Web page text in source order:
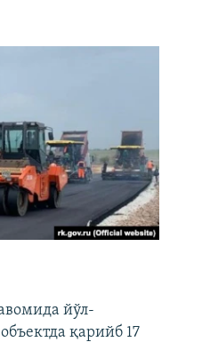
йўл-
қарийб 17